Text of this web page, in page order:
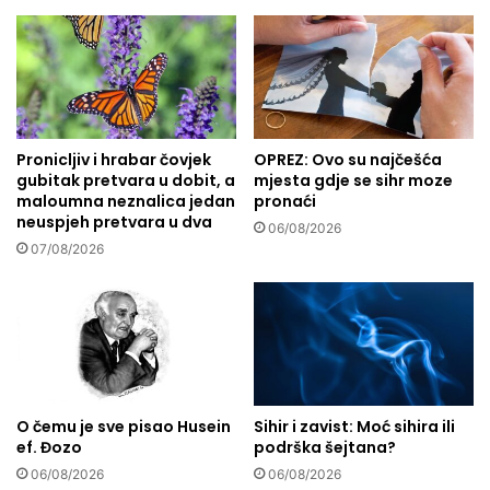
u
d
r
u
š
t
v
u
s
a
M
o
m
,
a
m
i
e
"
Č
u
v
a
j
e
o
d
Pronicljiv i hrabar čovjek
gubitak pretvara u dobit, a
maloumna neznalica jedan
neuspjeh pretvara u dva
07/08/2026
OPREZ: Ovo su najčešća
mjesta gdje se sihr moze
pronaći
06/08/2026
O čemu je sve pisao Husein
ef. Đozo
06/08/2026
Sihir i zavist: Moć sihira ili
podrška šejtana?
06/08/2026